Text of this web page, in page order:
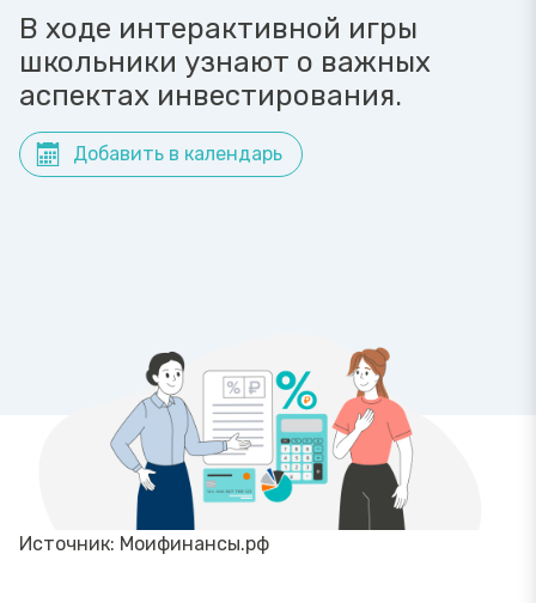
В ходе интерактивной игры
школьники узнают о важных
аспектах инвестирования.
Добавить в календарь
Источник: Моифинансы.рф